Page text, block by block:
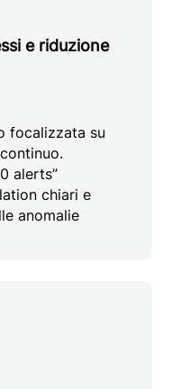
e riduzione
focalizzata su
alerts”
chiari e
anomalie